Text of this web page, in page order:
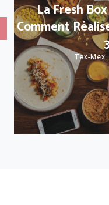
La Fresh
Comment
Tex-Mex